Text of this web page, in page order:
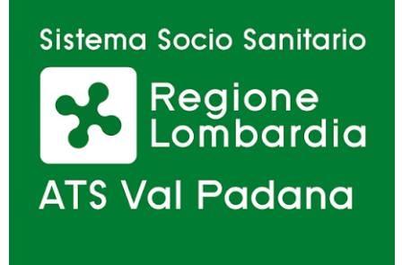
rivoluzioni"